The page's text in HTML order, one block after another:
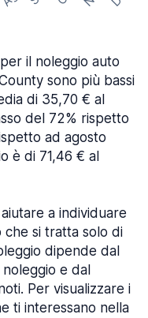
il noleggio auto
sono più bassi
di 35,70 € al
del 72% rispetto
ad agosto
è di 71,46 € al
a individuare
che si tratta solo di
dipende dal
e dal
Per visualizzare i
ti interessano nella